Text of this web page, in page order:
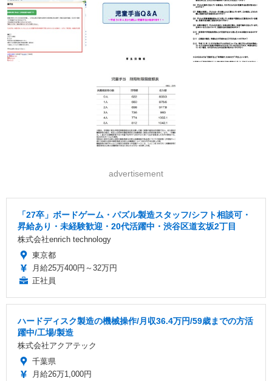
advertisement
「27卒」ボードゲーム・パズル製造スタッフ/シフト相談可・
昇給あり・未経験歓迎・20代活躍中・渋谷区道玄坂2丁目
株式会社enrich technology
東京都
月給25万400円～32万円
正社員
ハードディスク製造の機械操作/月収36.4万円/59歳までの方活
躍中/工場/製造
株式会社アクアテック
千葉県
月給26万1,000円